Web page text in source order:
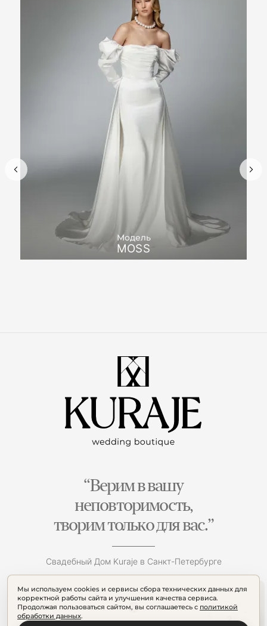
Модель
MOSS
Мы используем cookies и сервисы сбора технических данных для
корректной работы сайта и улучшения качества сервиса.
Продолжая пользоваться сайтом, вы соглашаетесь с политикой
обработки данных.
“Верим в вашу
неповторимость,
творим только для вас.”
Свадебный Дом Kuraje в Санкт-Петербурге